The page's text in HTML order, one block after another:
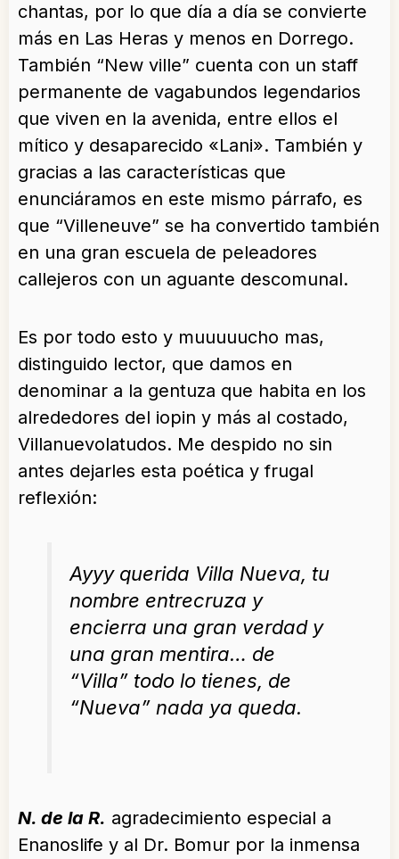
chantas, por lo que día a día se convierte
más en Las Heras y menos en Dorrego.
También “New ville” cuenta con un staff
permanente de vagabundos legendarios
que viven en la avenida, entre ellos el
mítico y desaparecido «Lani». También y
gracias a las características que
enunciáramos en este mismo párrafo, es
que “Villeneuve” se ha convertido también
en una gran escuela de peleadores
callejeros con un aguante descomunal.
Es por todo esto y muuuuucho mas,
distinguido lector, que damos en
denominar a la gentuza que habita en los
alrededores del iopin y más al costado,
Villanuevolatudos. Me despido no sin
antes dejarles esta poética y frugal
reflexión:
Ayyy querida Villa Nueva, tu
nombre entrecruza y
encierra una gran verdad y
una gran mentira… de
“Villa” todo lo tienes, de
“Nueva” nada ya queda.
N. de la R. agradecimiento especial a
Enanoslife y al Dr. Bomur por la inmensa